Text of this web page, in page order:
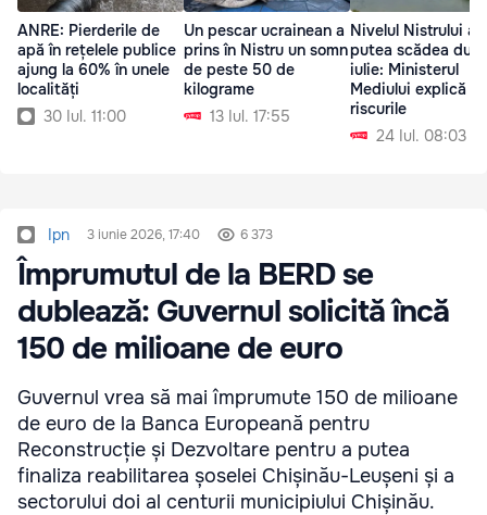
ANRE: Pierderile de
apă în rețelele publice
ajung la 60% în unele
localități
30 Iul. 11:00
Un pescar ucrainean a
prins în Nistru un somn
de peste 50 de
kilograme
13 Iul. 17:55
Nivelul Nistrului ar
putea scădea
iulie: Ministerul
Mediului explică
riscurile
24 Iul. 08:03
Ipn 3 iunie 2026, 17:40 6 373
Împrumutul de la BERD se
dublează: Guvernul solicită încă
150 de milioane de euro
Guvernul vrea să mai împrumute 150 de milioane
de euro de la Banca Europeană pentru
Reconstrucție și Dezvoltare pentru a putea
finaliza reabilitarea șoselei Chișinău-Leușeni și a
sectorului doi al centurii municipiului Chișinău.